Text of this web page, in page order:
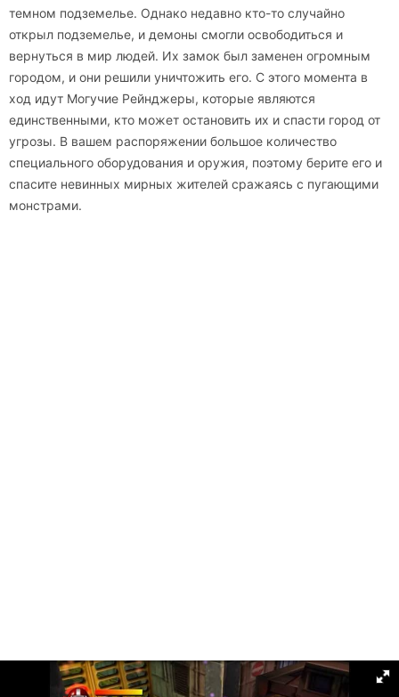
темном подземелье. Однако недавно кто-то случайно
открыл подземелье, и демоны смогли освободиться и
вернуться в мир людей. Их замок был заменен огромным
городом, и они решили уничтожить его. С этого момента в
ход идут Могучие Рейнджеры, которые являются
единственными, кто может остановить их и спасти город от
угрозы. В вашем распоряжении большое количество
специального оборудования и оружия, поэтому берите его и
спасите невинных мирных жителей сражаясь с пугающими
монстрами.